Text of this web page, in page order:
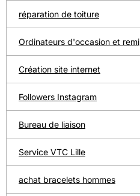
réparation de toiture
Ordinateurs d'occasion et remi
Création site internet
Followers Instagram
Bureau de liaison
Service VTC Lille
achat bracelets hommes